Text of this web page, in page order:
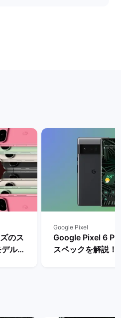
のス
ルの
Google Pixel
Google Pixel 6
スペックを解説！